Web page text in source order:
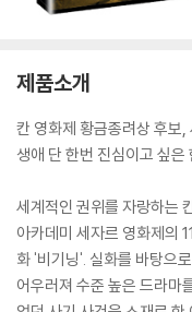
제품소개
칸 영화제 황금종려상 후보,
생애 단 한번 진심이고 싶은
세계적인 권위를 자랑하는
아카데미 세자르 영화제의
화 '비기닝'. 실화를 바탕으
어우러져 수준 높은 드라마